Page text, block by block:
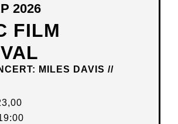
FILM
MILES DAVIS //
2026